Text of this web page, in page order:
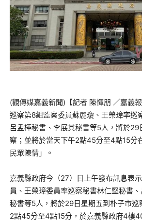
(觀傳媒嘉義新聞)【記者 陳惲朋 ／嘉義
巡察第8組監察委員蘇麗瓊、王榮璋率巡
呂孟樺秘書、李展其秘書等5人，將於29
察；並將於當天下午2點45分至4點15分
民眾陳情」。
嘉義縣政府今（27）日上午發布訊息表
員、王榮璋委員率巡察秘書林仁堅秘書
秘書等5人，將於29日星期五到朴子市巡
2點45分至4點15分，於嘉義縣政府4樓